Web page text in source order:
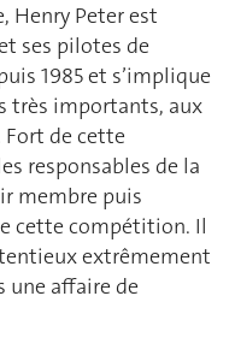
Henry Peter est
ses pilotes de
1985 et s’implique
très importants, aux
Fort de cette
responsables de la
membre puis
cette compétition. Il
extrêmement
une affaire de